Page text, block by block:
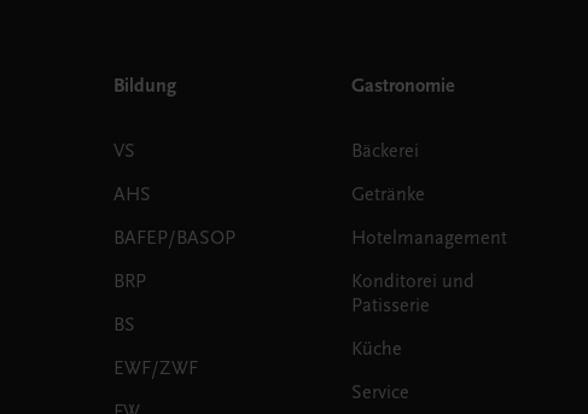
Bildung
VS
AHS
BAFEP/BASOP
BRP
BS
EWF/ZWF
Gastronomie
Bäckerei
Getränke
Hotelmanagement
Konditorei und
Patisserie
Küche
Service